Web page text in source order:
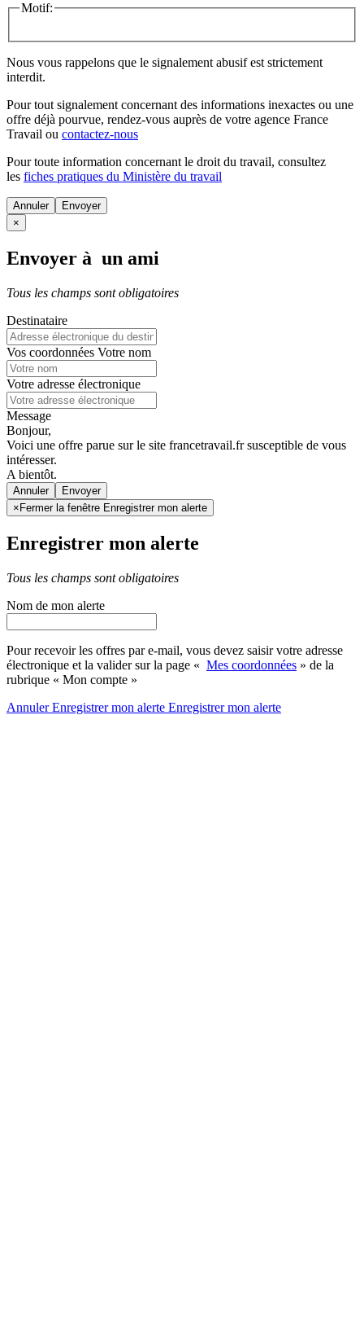
Motif:
Nous vous rappelons que le signalement abusif est strictement
interdit.
Pour tout signalement concernant des informations inexactes ou une
offre déjà pourvue, rendez-vous auprès de votre agence France
Travail ou contactez-nous
Pour toute information concernant le droit du travail, consultez
les fiches pratiques du Ministère du travail
Annuler
×
Envoyer à un ami
Tous les champs sont obligatoires
Destinataire
Vos coordonnées Votre nom
Votre adresse électronique
Message
Bonjour,
Voici une offre parue sur le site francetravail.fr susceptible de vous
intéresser.
A bientôt.
Annuler
× Fermer la fenêtre Enregistrer mon alerte
Enregistrer mon alerte
Tous les champs sont obligatoires
Nom de mon alerte
Pour recevoir les offres par e-mail, vous devez saisir votre adresse
électronique et la valider sur la page « Mes coordonnées » de la
rubrique « Mon compte »
AnnulerEnregistrer mon alerte Enregistrermon alerte